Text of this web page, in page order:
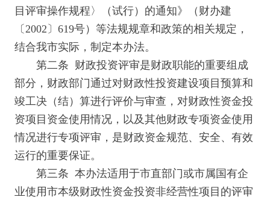
目评审操作规程〉（试行）的通知》（财办建
〔2002〕619号）等法规规章和政策的相关规定，
结合我市实际，制定本办法。
第二条 财政投资评审是财政职能的重要组成
部分，财政部门通过对财政性投资建设项目预算和
竣工决（结）算进行评价与审查，对财政性资金投
资项目资金使用情况，以及其他财政专项资金使用
情况进行专项评审，是财政资金规范、安全、有效
运行的重要保证。
第三条 本办法适用于市直部门或市属国有企
业使用市本级财政性资金投资非经营性项目的评审